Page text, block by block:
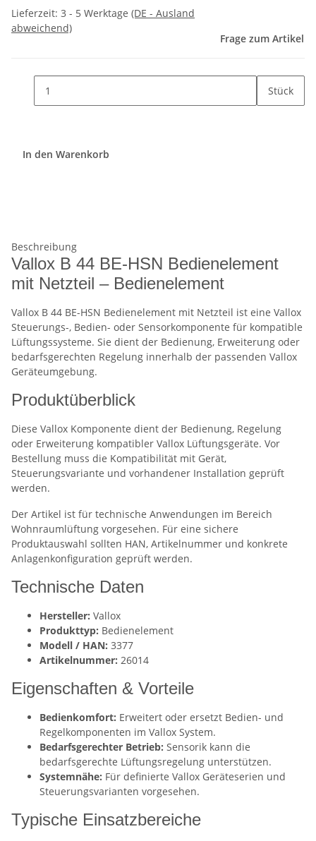
Lieferzeit: 3 - 5 Werktage (DE - Ausland
abweichend)
Frage zum Artikel
Stück
In den Warenkorb
Beschreibung
Vallox B 44 BE-HSN Bedienelement
mit Netzteil – Bedienelement
Vallox B 44 BE-HSN Bedienelement mit Netzteil ist eine Vallox
Steuerungs-, Bedien- oder Sensorkomponente für kompatible
Lüftungssysteme. Sie dient der Bedienung, Erweiterung oder
bedarfsgerechten Regelung innerhalb der passenden Vallox
Geräteumgebung.
Produktüberblick
Diese Vallox Komponente dient der Bedienung, Regelung
oder Erweiterung kompatibler Vallox Lüftungsgeräte. Vor
Bestellung muss die Kompatibilität mit Gerät,
Steuerungsvariante und vorhandener Installation geprüft
werden.
Der Artikel ist für technische Anwendungen im Bereich
Wohnraumlüftung vorgesehen. Für eine sichere
Produktauswahl sollten HAN, Artikelnummer und konkrete
Anlagenkonfiguration geprüft werden.
Technische Daten
Hersteller: Vallox
Produkttyp: Bedienelement
Modell / HAN: 3377
Artikelnummer: 26014
Eigenschaften & Vorteile
Bedienkomfort: Erweitert oder ersetzt Bedien- und
Regelkomponenten im Vallox System.
Bedarfsgerechter Betrieb: Sensorik kann die
bedarfsgerechte Lüftungsregelung unterstützen.
Systemnähe: Für definierte Vallox Geräteserien und
Steuerungsvarianten vorgesehen.
Typische Einsatzbereiche